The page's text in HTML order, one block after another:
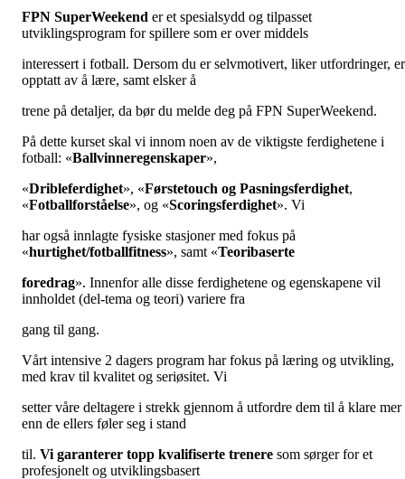
FPN SuperWeekend er et spesialsydd og tilpasset
utviklingsprogram for spillere som er over middels
interessert i fotball. Dersom du er selvmotivert, liker utfordringer, er
opptatt av å lære, samt elsker å
trene på detaljer, da bør du melde deg på FPN SuperWeekend.
På dette kurset skal vi innom noen av de viktigste ferdighetene i
fotball: «Ballvinneregenskaper»,
«Dribleferdighet», «Førstetouch og Pasningsferdighet,
«Fotballforståelse», og «Scoringsferdighet». Vi
har også innlagte fysiske stasjoner med fokus på
«hurtighet/fotballfitness», samt «Teoribaserte
foredrag». Innenfor alle disse ferdighetene og egenskapene vil
innholdet (del-tema og teori) variere fra
gang til gang.
Vårt intensive 2 dagers program har fokus på læring og utvikling,
med krav til kvalitet og seriøsitet. Vi
setter våre deltagere i strekk gjennom å utfordre dem til å klare mer
enn de ellers føler seg i stand
til. Vi garanterer topp kvalifiserte trenere som sørger for et
profesjonelt og utviklingsbasert